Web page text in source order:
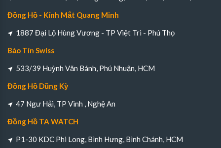
Đồng Hồ - Kính Mắt Quang Minh
1887 Đại Lộ Hùng Vương - TP Việt Trì - Phú Thọ
Bảo Tín Swiss
533/39 Huỳnh Văn Bánh, Phú Nhuận, HCM
Đồng Hồ Dũng Kỳ
47 Ngư Hải, TP Vinh , Nghệ An
Đồng Hồ TA WATCH
P1-30 KDC Phi Long, Bình Hưng, Bình Chánh, HCM